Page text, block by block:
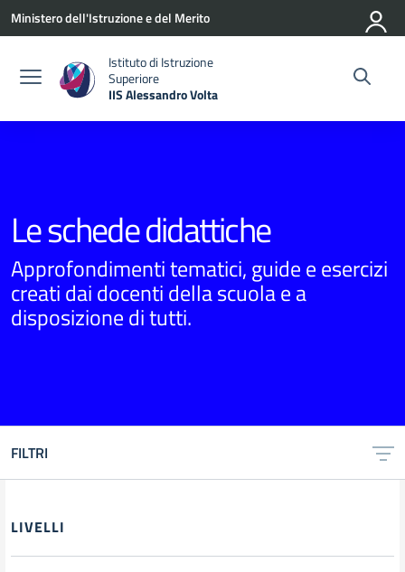
Vai ai contenuti
Vai al menu di navigazione
Vai al footer
Ministero dell'Istruzione e del Merito
Istituto di Istruzione
Superiore
IIS Alessandro Volta
Le schede didattiche
Approfondimenti tematici, guide e esercizi
creati dai docenti della scuola e a
disposizione di tutti.
FILTRI
Filtri
LIVELLI